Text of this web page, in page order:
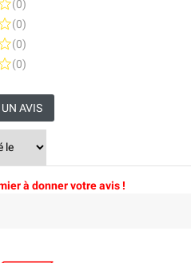
(0)
(0)
(0)
(0)
AVIS
à donner votre avis !